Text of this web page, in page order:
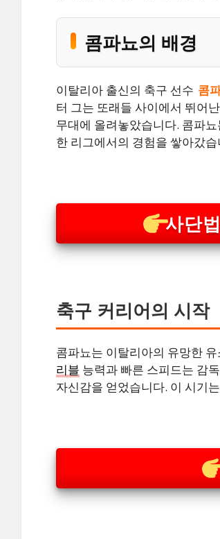
콤파뇨의 배경
이탈리아 출신의 축구 선수 콤
터 그는 또래들 사이에서 뛰어
무대에 올려놓았습니다. 콤파
한 리그에서의 경험을 쌓아갔습
사단
축구 커리어의 시작
콤파뇨는 이탈리아의 유망한
리블 능력과 빠른 스피드는 감
자신감을 얻었습니다. 이 시기